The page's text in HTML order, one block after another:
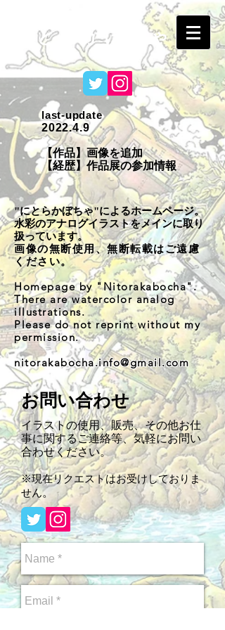
​にとらかぼちゃ
last-update
2022.4.9
9
【作品】画像を追加
【経歴】作品展の参加情報
"にとらかぼちゃ"によるホームページ。
水彩のアナログイラストをメインに取り
扱っています。
画像の無断使用、無断転載はご遠慮
ください。
Homepage by "Nitorakabocha".
There are watercolor analog
illustrations.
Please do not reprint without my
permission.
nitorakabocha.info@gmail.com
お問い合わせ
イラストの使用、販売、その他お仕
事に関するご連絡等、気軽にお問い
合わせください。
※現在リクエストはお受けしておりま
せん。